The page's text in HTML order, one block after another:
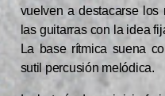
vuelven a destacarse
las guitarras con la idea
La base rítmica suena
sutil percusión melódica.